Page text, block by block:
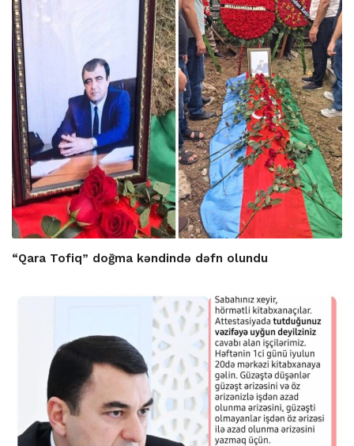
“Qara Tofiq” doğma kəndində dəfn olundu